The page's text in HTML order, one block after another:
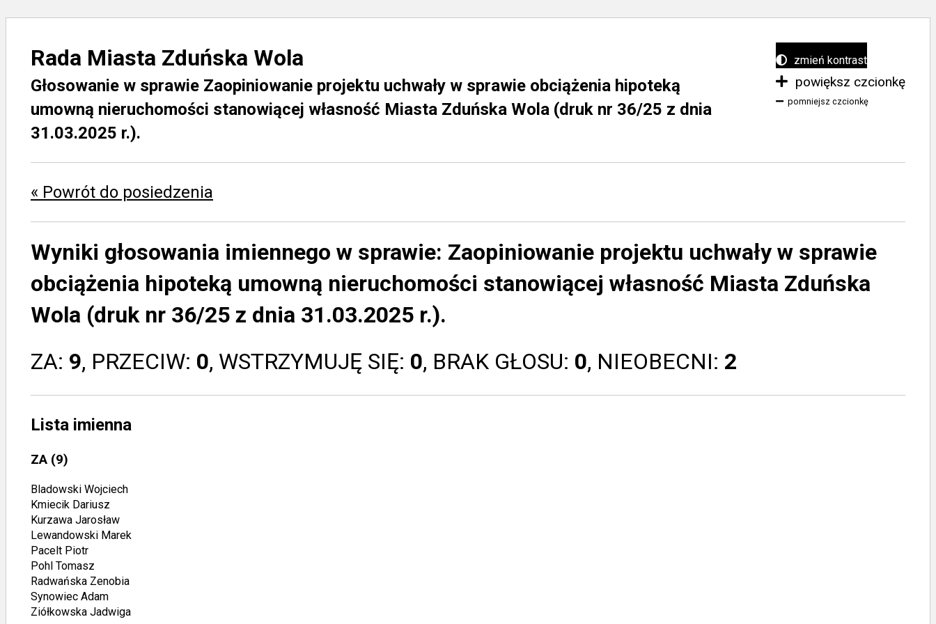
zmień kontrast
powiększ czcionkę
pomniejsz czcionkę
Rada Miasta Zduńska Wola
Głosowanie w sprawie Zaopiniowanie projektu uchwały w sprawie obciążenia hipoteką
umowną nieruchomości stanowiącej własność Miasta Zduńska Wola (druk nr 36/25 z dnia
31.03.2025 r.).
« Powrót do posiedzenia
Wyniki głosowania imiennego w sprawie: Zaopiniowanie projektu uchwały w sprawie
obciążenia hipoteką umowną nieruchomości stanowiącej własność Miasta Zduńska
Wola (druk nr 36/25 z dnia 31.03.2025 r.).
ZA: 9, PRZECIW: 0, WSTRZYMUJĘ SIĘ: 0, BRAK GŁOSU: 0, NIEOBECNI: 2
Lista imienna
ZA (9)
Bladowski Wojciech
Kmiecik Dariusz
Kurzawa Jarosław
Lewandowski Marek
Pacelt Piotr
Pohl Tomasz
Radwańska Zenobia
Synowiec Adam
Ziółkowska Jadwiga